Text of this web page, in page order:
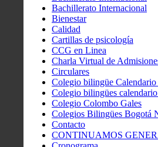
Bachillerato Internacional
Bienestar
Calidad
Cartillas de psicología
CCG en Linea
Charla Virtual de
Circulares
Colegio bilingüe
Colegio bilingües
Colegio Colombo Gales
Colegios Bilingües Bogotá
Contacto
CONTINUAMOS